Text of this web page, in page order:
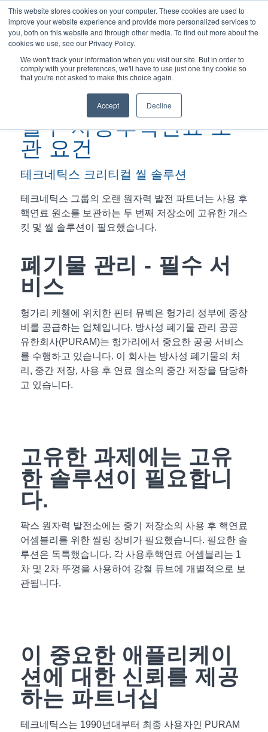
This website stores cookies on your computer. These cookies are used to
improve your website experience and provide more personalized services to
you, both on this website and through other media. To find out more about the
cookies we use, see our Privacy Policy.
We won't track your information when you visit our site. But in order to
comply with your preferences, we'll have to use just one tiny cookie so
that you're not asked to make this choice again.
Accept Decline
현재 위치: 홈 / 필수 사용후핵연료...
필수 사용후핵연료 보
관 요건
테크네틱스 크리티컬 씰 솔루션
테크네틱스 그룹의 오랜 원자력 발전 파트너는 사용 후
핵연료 원소를 보관하는 두 번째 저장소에 고유한 개스
킷 및 씰 솔루션이 필요했습니다.
폐기물 관리 - 필수 서
비스
헝가리 케첼에 위치한 핀터 뮤벡은 헝가리 정부에 중장
비를 공급하는 업체입니다. 방사성 폐기물 관리 공공
유한회사(PURAM)는 헝가리에서 중요한 공공 서비스
를 수행하고 있습니다. 이 회사는 방사성 폐기물의 처
리, 중간 저장, 사용 후 연료 원소의 중간 저장을 담당하
고 있습니다.
고유한 과제에는 고유
한 솔루션이 필요합니
다.
팍스 원자력 발전소에는 중기 저장소의 사용 후 핵연료
어셈블리를 위한 씰링 장비가 필요했습니다. 필요한 솔
루션은 독특했습니다. 각 사용후핵연료 어셈블리는 1
차 및 2차 뚜껑을 사용하여 강철 튜브에 개별적으로 보
관됩니다.
이 중요한 애플리케이
션에 대한 신뢰를 제공
하는 파트너십
테크네틱스는 1990년대부터 최종 사용자인 PURAM